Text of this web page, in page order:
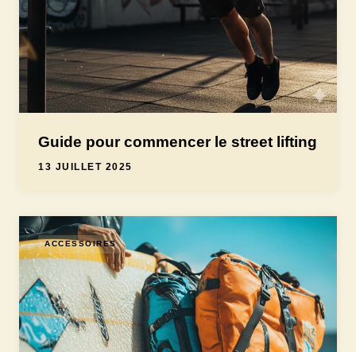
Guide pour commencer le street lifting
13 JUILLET 2025
ACCESSOIRES